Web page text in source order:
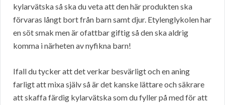
kylarvätska så ska du veta att den här produkten ska
förvaras långt bort från barn samt djur. Etylenglykolen har
en söt smak men är ofattbar giftig så den ska aldrig
komma i närheten av nyfikna barn!
Ifall du tycker att det verkar besvärligt och en aning
farligt att mixa själv så är det kanske lättare och säkrare
att skaffa färdig kylarvätska som du fyller på med för att